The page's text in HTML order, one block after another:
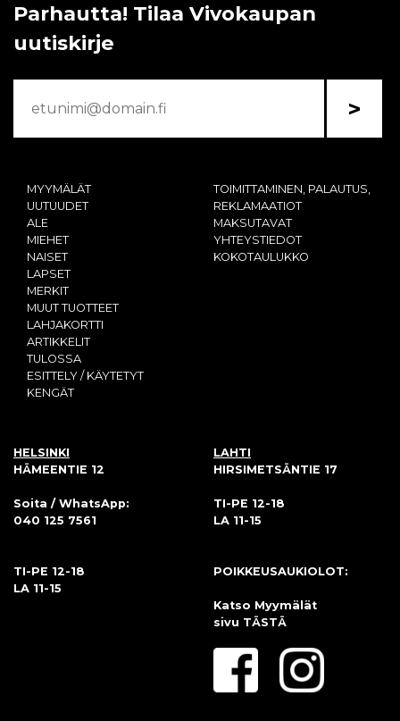
Parhautta! Tilaa Vivokaupan
uutiskirje
>
MYYMÄLÄT
UUTUUDET
ALE
MIEHET
NAISET
LAPSET
MERKIT
MUUT TUOTTEET
LAHJAKORTTI
ARTIKKELIT
TULOSSA
ESITTELY / KÄYTETYT
KENGÄT
TOIMITTAMINEN, PALAUTUS,
REKLAMAATIOT
MAKSUTAVAT
YHTEYSTIEDOT
KOKOTAULUKKO
HELSINKI
HÄMEENTIE 12
Soita / WhatsApp:
040 125 7561
TI-PE 12-18
LA 11-15
LAHTI
HIRSIMETSÄNTIE 17
TI-PE 12-18
LA 11-15
POIKKEUSAUKIOLOT:
Katso Myymälät
sivu TÄSTÄ